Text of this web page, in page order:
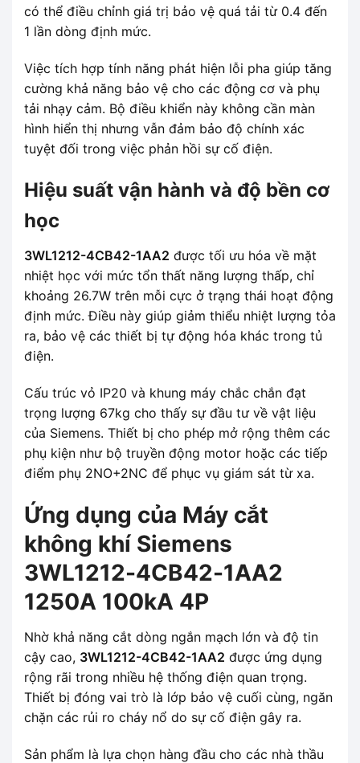
có thể điều chỉnh giá trị bảo vệ quá tải từ 0.4 đến
1 lần dòng định mức.
Việc tích hợp tính năng phát hiện lỗi pha giúp tăng
cường khả năng bảo vệ cho các động cơ và phụ
tải nhạy cảm. Bộ điều khiển này không cần màn
hình hiển thị nhưng vẫn đảm bảo độ chính xác
tuyệt đối trong việc phản hồi sự cố điện.
Hiệu suất vận hành và độ bền cơ
học
3WL1212-4CB42-1AA2 được tối ưu hóa về mặt
nhiệt học với mức tổn thất năng lượng thấp, chỉ
khoảng 26.7W trên mỗi cực ở trạng thái hoạt động
định mức. Điều này giúp giảm thiểu nhiệt lượng tỏa
ra, bảo vệ các thiết bị tự động hóa khác trong tủ
điện.
Cấu trúc vỏ IP20 và khung máy chắc chắn đạt
trọng lượng 67kg cho thấy sự đầu tư về vật liệu
của Siemens. Thiết bị cho phép mở rộng thêm các
phụ kiện như bộ truyền động motor hoặc các tiếp
điểm phụ 2NO+2NC để phục vụ giám sát từ xa.
Ứng dụng của Máy cắt
không khí Siemens
3WL1212-4CB42-1AA2
1250A 100kA 4P
Nhờ khả năng cắt dòng ngắn mạch lớn và độ tin
cậy cao, 3WL1212-4CB42-1AA2 được ứng dụng
rộng rãi trong nhiều hệ thống điện quan trọng.
Thiết bị đóng vai trò là lớp bảo vệ cuối cùng, ngăn
chặn các rủi ro cháy nổ do sự cố điện gây ra.
Sản phẩm là lựa chọn hàng đầu cho các nhà thầu